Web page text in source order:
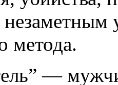
метода.
—